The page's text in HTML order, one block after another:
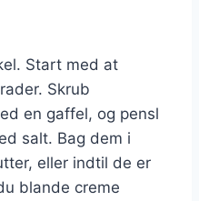
Start med at
Skrub
en gaffel, og pensl
salt. Bag dem i
eller indtil de er
blande creme